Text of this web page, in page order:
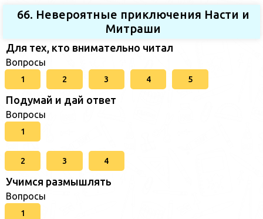
66. Невероятные приключения Насти и
Митраши
Для тех, кто внимательно читал
Вопросы
1 2 3 4 5
Подумай и дай ответ
Вопросы
1
2 3 4
Учимся размышлять
Вопросы
1